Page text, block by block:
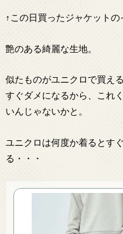
↑この日買ったジャケットの
艶のある綺麗な生地。
似たものがユニクロで買え
すぐダメになるから、これ
いんじゃないかと。
ユニクロは何度か着るとす
る・・・